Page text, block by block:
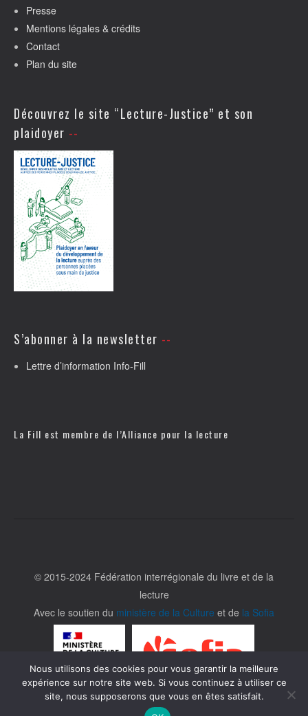
Presse
Mentions légales & crédits
Contact
Plan du site
Découvrez le site “Lecture-Justice” et son
plaidoyer
S’abonner à la newsletter
Lettre d’information Info-Fill
La Fill est membre de l’Alliance pour la lecture
© 2015-2024 Fédération interrégionale du livre et de la
lecture
Avec le soutien du ministère de la Culture et de la Sofia
Nous utilisons des cookies pour vous garantir la meilleure
expérience sur notre site web. Si vous continuez à utiliser ce
site, nous supposerons que vous en êtes satisfait.